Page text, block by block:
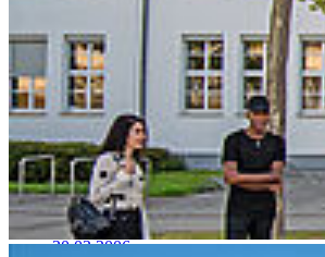
Berufungsordnung vom 20.04.2010
1. Änderungssatzung
Evaluierungsordnung vom 05. Mai
1. Änderungssatzung zur
September 2025
Evaluierungsordnung Lesefassung
Verfahrensordnung zur Verleihung
vom 10.02.2004
Verfahrensordnung zur Verleihung
vom 07.01.2026
Verfahrensordnung zur Verleihung der
Ehrensenatorin/-senators oder
30.03.2006